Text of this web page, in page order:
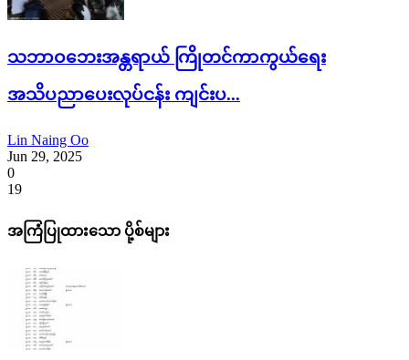
သဘာဝဘေးအန္တရာယ် ကြိုတင်ကာကွယ်ရေး
အသိပညာပေးလုပ်ငန်း ကျင်းပ...
Lin Naing Oo
Jun 29, 2025
0
19
အကြံပြုထားသော ပို့စ်များ